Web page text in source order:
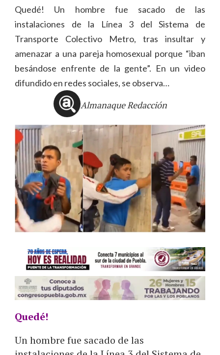
Quedé! Un hombre fue sacado de las
instalaciones de la Línea 3 del Sistema de
Transporte Colectivo Metro, tras insultar y
amenazar a una pareja homosexual porque “iban
besándose enfrente de la gente”. En un video
difundido en redes sociales, se observa…
Almanaque Redacción
Quedé!
Un hombre fue sacado de las